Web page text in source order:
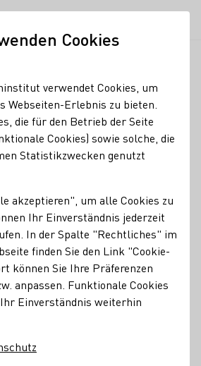
Prädikats- und Qualitätsweingüter
14 Franken
Cookies
verwendet Cookies, um
Webseiten-Erlebnis zu bieten.
die für den Betrieb der Seite
Cookies) sowie solche, die
Statistikzwecken genutzt
akzeptieren", um alle Cookies zu
Ihr Einverständnis jederzeit
In der Spalte "Rechtliches" im
finden Sie den Link "Cookie-
können Sie Ihre Präferenzen
anpassen. Funktionale Cookies
Einverständnis weiterhin